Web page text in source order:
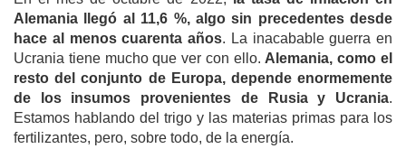
Alemania llegó al 11,6 %, algo sin precedentes desde
hace al menos cuarenta años. La inacabable guerra en
Ucrania tiene mucho que ver con ello. Alemania, como el
resto del conjunto de Europa, depende enormemente
de los insumos provenientes de Rusia y Ucrania.
Estamos hablando del trigo y las materias primas para los
fertilizantes, pero, sobre todo, de la energía.